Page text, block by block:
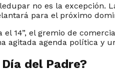
no es la excepción.
para el próximo
el 14”, el gremio de
agitada agenda política y
del Padre?